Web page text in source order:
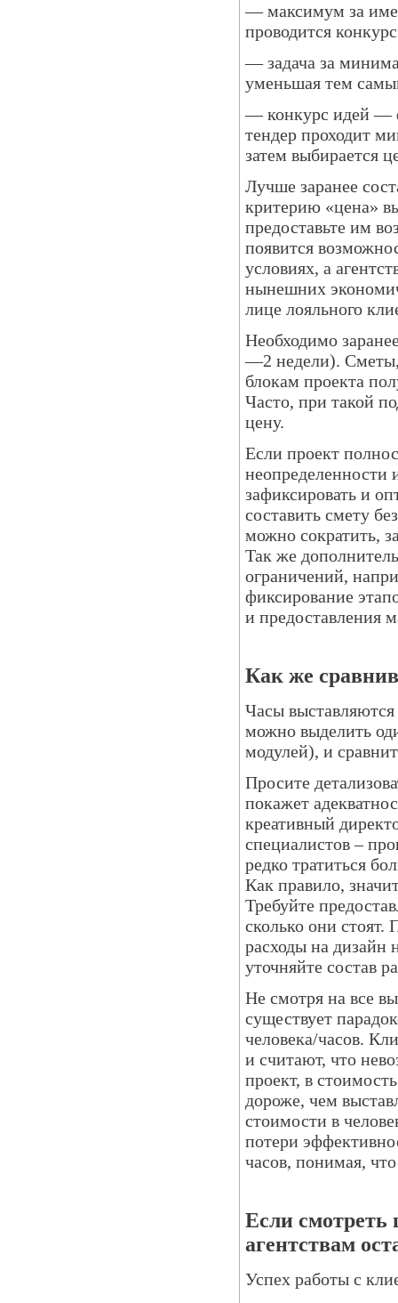
— максимум за
проводится
— задача за
уменьшая тем
— конкурс идей —
тендер проходит
затем выбирается
Лучше заранее
критерию «цена»
предоставьте им
появится
условиях, а
нынешних
лице лояльного
Необходимо
—2 недели). Сметы,
блокам проекта
Часто, при такой
цену.
Если проект
неопределенности
зафиксировать и
составить смету
можно сократить,
Так же
ограничений,
фиксирование
и предоставления
Как же
Часы
можно выделить
модулей), и
Просите
покажет
креативный
специалистов –
редко тратиться
Как правило,
Требуйте
сколько они
расходы на дизайн
уточняйте состав
Не смотря на все
существует
человека/часов.
и считают, что
проект, в
дороже, чем
стоимости в
потери
часов, понимая,
Если смотреть
агентствам
Успех работы с